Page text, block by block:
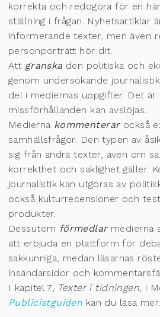
korrekta och redogöra för en
ställning i frågan. Nyhetsartiklar
informerande texter, men även
personporträtt hör dit.
Att granska den politiska och
genom undersökande
del i mediernas uppgifter. Det är
missförhållanden kan avslöjas.
Medierna kommenterarockså
samhällsfrågor. Den typen av
sig från andra texter, även om
korrekthet och saklighet gäller.
journalistik kan utgöras av
också kulturrecensioner och
produkter.
Dessutom förmedlarmedierna
att erbjuda en plattform för
sakkunniga, medan läsarnas
insändarsidor och
I kapitel 7, Texter i tidningen, i
Publicistguiden kan du läsa mer.